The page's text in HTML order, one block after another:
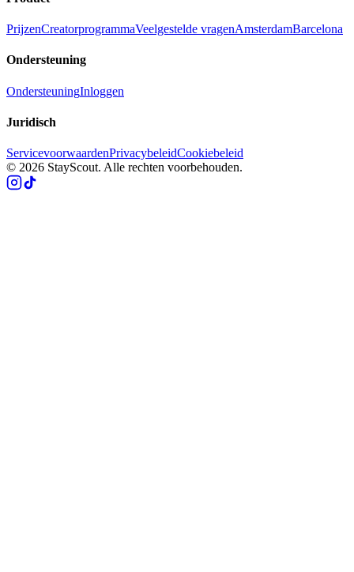
PrijzenCreatorprogrammaVeelgestelde vragenAmsterdamBarcelona
Ondersteuning
OndersteuningInloggen
Juridisch
ServicevoorwaardenPrivacybeleidCookiebeleid
© 2026 StayScout. Alle rechten voorbehouden.